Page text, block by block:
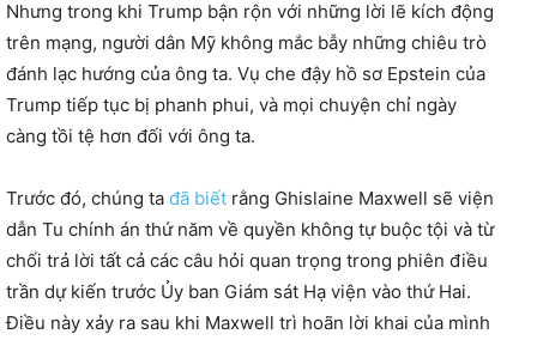
Nhưng trong khi Trump bận rộn với những lời lẽ kích động
trên mạng, người dân Mỹ không mắc bẫy những chiêu trò
đánh lạc hướng của ông ta. Vụ che đậy hồ sơ Epstein của
Trump tiếp tục bị phanh phui, và mọi chuyện chỉ ngày
càng tồi tệ hơn đối với ông ta.
Trước đó, chúng ta đã biết rằng Ghislaine Maxwell sẽ viện
dẫn Tu chính án thứ năm về quyền không tự buộc tội và từ
chối trả lời tất cả các câu hỏi quan trọng trong phiên điều
trần dự kiến ​​trước Ủy ban Giám sát Hạ viện vào thứ Hai.
Điều này xảy ra sau khi Maxwell trì hoãn lời khai của mình